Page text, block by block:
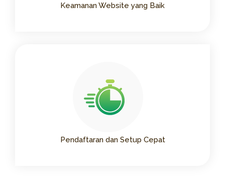
Keamanan Website yang Baik
Pendaftaran dan Setup Cepat